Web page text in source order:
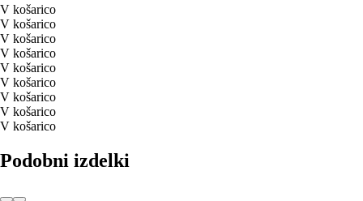
V košarico
V košarico
V košarico
V košarico
V košarico
V košarico
V košarico
V košarico
V košarico
Podobni izdelki